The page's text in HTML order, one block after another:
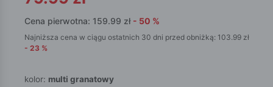
Cena pierwotna: 159.99 zł - 50 %
Najniższa cena w ciągu ostatnich 30 dni przed obniżką: 103.99 zł
- 23 %
kolor: multi granatowy